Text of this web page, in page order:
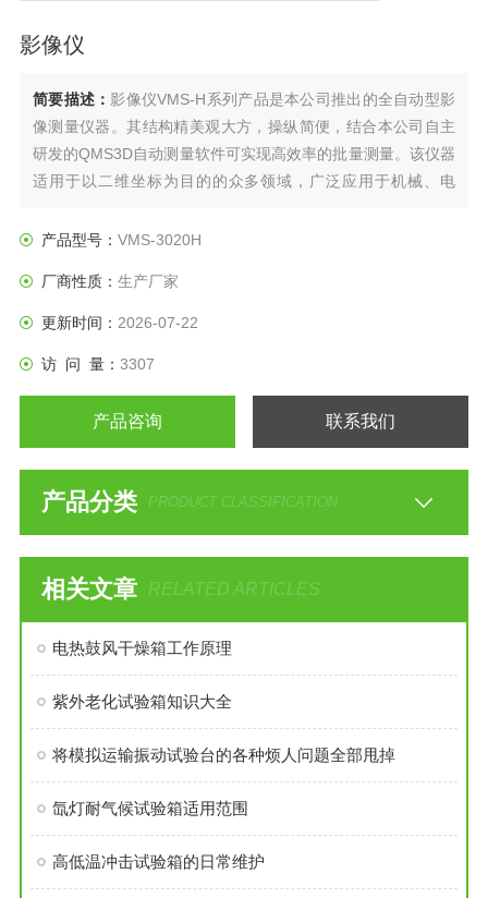
影像仪
简要描述：影像仪VMS-H系列产品是本公司推出的全自动型影
像测量仪器。其结构精美观大方，操纵简便，结合本公司自主
研发的QMS3D自动测量软件可实现高效率的批量测量。该仪器
适用于以二维坐标为目的的众多领域，广泛应用于机械、电
产品型号： VMS-3020H
厂商性质： 生产厂家
更新时间： 2026-07-22
访 问 量： 3307
产品咨询 联系我们
产品分类 PRODUCT CLASSIFICATION
相关文章 RELATED ARTICLES
电热鼓风干燥箱工作原理
紫外老化试验箱知识大全
将模拟运输振动试验台的各种烦人问题全部甩掉
氙灯耐气候试验箱适用范围
高低温冲击试验箱的日常维护